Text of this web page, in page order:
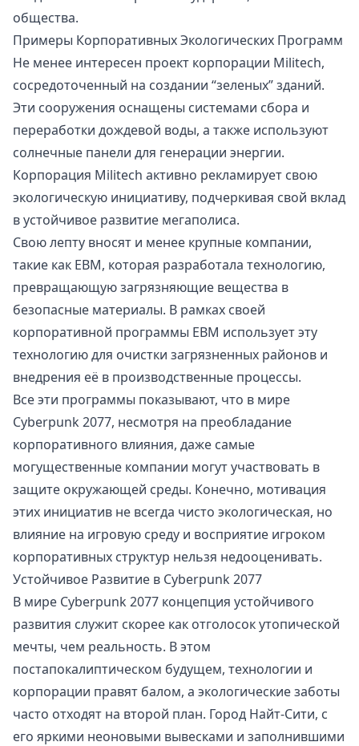
общества.
Примеры Корпоративных Экологических Программ
Не менее интересен проект корпорации Militech,
сосредоточенный на создании “зеленых” зданий.
Эти сооружения оснащены системами сбора и
переработки дождевой воды, а также используют
солнечные панели для генерации энергии.
Корпорация Militech активно рекламирует свою
экологическую инициативу, подчеркивая свой вклад
в устойчивое развитие мегаполиса.
Свою лепту вносят и менее крупные компании,
такие как EBM, которая разработала технологию,
превращающую загрязняющие вещества в
безопасные материалы. В рамках своей
корпоративной программы EBM использует эту
технологию для очистки загрязненных районов и
внедрения её в производственные процессы.
Все эти программы показывают, что в мире
Cyberpunk 2077, несмотря на преобладание
корпоративного влияния, даже самые
могущественные компании могут участвовать в
защите окружающей среды. Конечно, мотивация
этих инициатив не всегда чисто экологическая, но
влияние на игровую среду и восприятие игроком
корпоративных структур нельзя недооценивать.
Устойчивое Развитие в Cyberpunk 2077
В мире Cyberpunk 2077 концепция устойчивого
развития служит скорее как отголосок утопической
мечты, чем реальность. В этом
постапокалиптическом будущем, технологии и
корпорации правят балом, а экологические заботы
часто отходят на второй план. Город Найт-Сити, с
его яркими неоновыми вывесками и заполнившими